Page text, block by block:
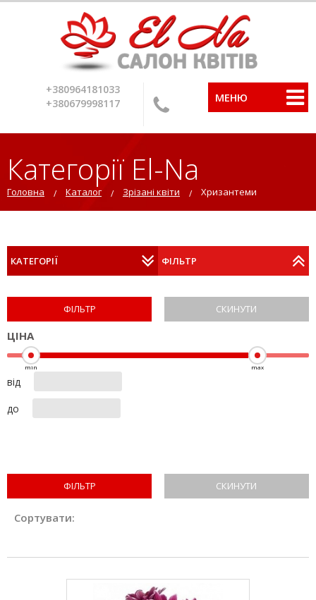
+380964181033
+380679998117
МЕНЮ
Категорії El-Na
Головна Каталог Зрізані квіти Хризантеми
КАТЕГОРІЇ ФІЛЬТР
СКИНУТИ
ЦІНА
від
до
СКИНУТИ
Сортувати: